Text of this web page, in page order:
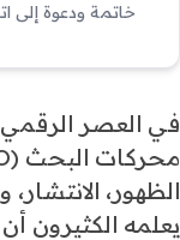
خاتمة ودعوة إلى
في العصر
الظهور،
يعلمه الكثيرون